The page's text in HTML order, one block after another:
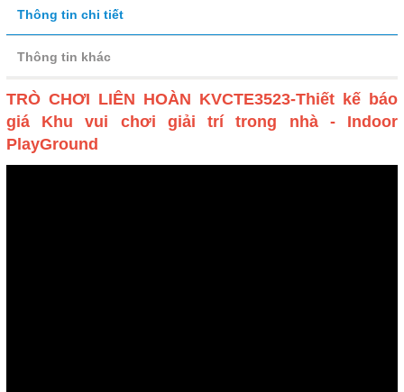
Thông tin chi tiết
Thông tin khác
TRÒ CHƠI LIÊN HOÀN KVCTE3523-Thiết kế báo
giá Khu vui chơi giải trí trong nhà - Indoor
PlayGround